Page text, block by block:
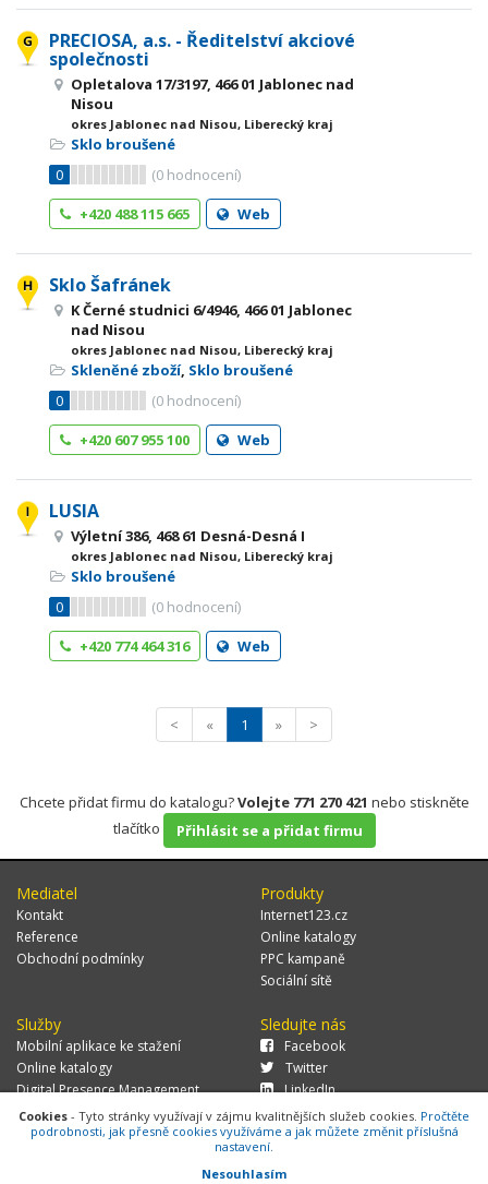
PRECIOSA, a.s. - Ředitelství akciové
společnosti
Opletalova 17/3197, 466 01 Jablonec nad
Nisou
okres Jablonec nad Nisou, Liberecký kraj
Sklo broušené
0
(0 hodnocení)
+420 488 115 665
Web
Sklo Šafránek
K Černé studnici 6/4946, 466 01 Jablonec
nad Nisou
okres Jablonec nad Nisou, Liberecký kraj
Skleněné zboží, Sklo broušené
0
(0 hodnocení)
+420 607 955 100
Web
LUSIA
Výletní 386, 468 61 Desná-Desná I
okres Jablonec nad Nisou, Liberecký kraj
Sklo broušené
0
(0 hodnocení)
+420 774 464 316
Web
< « 1 » >
Chcete přidat firmu do katalogu?Volejte 771 270 421 nebo stiskněte
tlačítko
Přihlásit se a přidat firmu
Mediatel
Kontakt
Reference
Obchodní podmínky
Produkty
Internet123.cz
Online katalogy
PPC kampaně
Sociální sítě
Služby
Mobilní aplikace ke stažení
Online katalogy
Digital Presence Management
Více zákazníků
Sledujte nás
Facebook
Twitter
LinkedIn
© 2026 MEDIATEL CZ, s.r.o.,Za Potokem 46/4, 106 00 Praha 10, tel.:
Cookies - Tyto stránky využívají v zájmu kvalitnějších služeb cookies. Pročtěte
podrobnosti, jak přesně cookies využíváme a jak můžete změnit příslušná
nastavení.
Nesouhlasím